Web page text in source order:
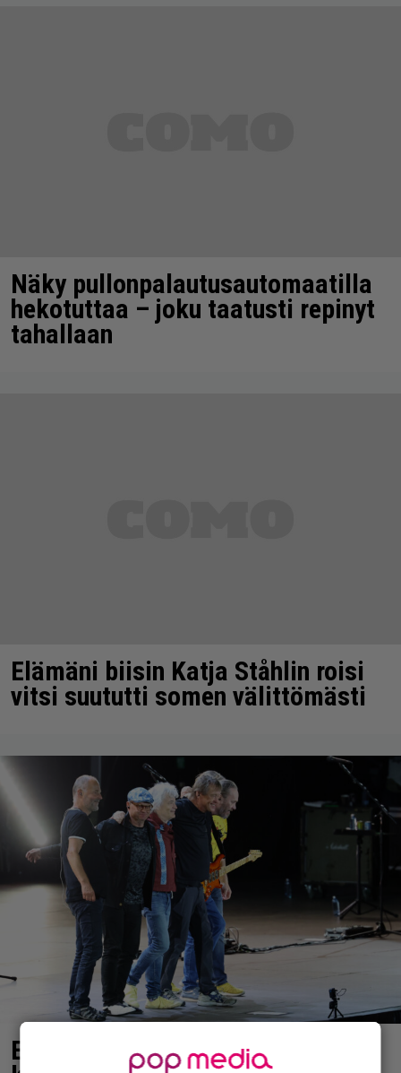
Näky pullonpalautusautomaatilla
hekotuttaa – joku taatusti repinyt
tahallaan
Elämäni biisin Katja Ståhlin roisi
vitsi suututti somen välittömästi
Eppu Normaalin jäähyväiset